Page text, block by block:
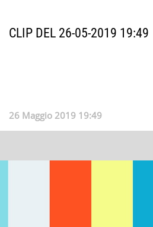
CLIP DEL 26-05-2019 19:49
26 Maggio 2019 19:49